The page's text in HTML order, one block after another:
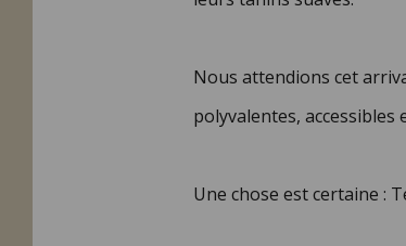
Nous attendions cet
polyvalentes,
Une chose est certaine :